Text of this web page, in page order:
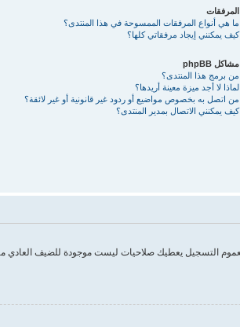
المرفقات
ما هي أنواع المرفقات الممسوحة في هذا المنتدى؟
كيف يمكنني إيجاد مرفقاتي كلها؟
مشاكل phpBB
من برمج هذا المنتدى؟
لماذا لا أجد ميزة معينة أريدها؟
من اتصل به بخصوص مواضيع أو ردود غير قانونية أو غير لائقة؟
كيف يمكنني الاتصال بمدير المنتدى؟
التسجيل يعطيك صلاحيات ليست موجودة للضيف العادي